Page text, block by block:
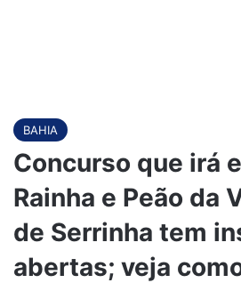
BAHIA
Concurso que irá
Rainha e Peão da
de Serrinha tem
abertas; veja